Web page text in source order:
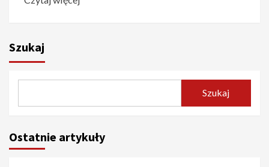
Szukaj
Szukaj
Ostatnie artykuły